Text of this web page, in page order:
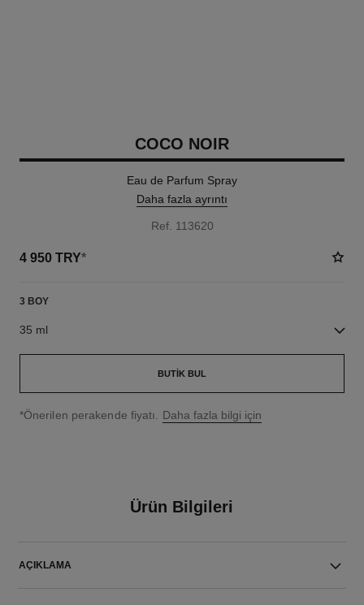
COCO NOIR
Eau de Parfum Spray
Daha fazla ayrıntı
Ref. 113620
4 950 TRY*
3 BOY
35 ml
BUTIK BUL
↩
*Önerilen perakende fiyatı. Daha fazla bilgi için
Ürün Bilgileri
AÇIKLAMA